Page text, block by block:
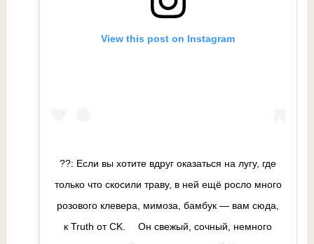
View this post on Instagram
??: Если вы хотите вдруг оказаться на лугу, где
только что скосили траву, в ней ещё росло много
розового клевера, мимоза, бамбук — вам сюда,
к Truth от CK. ⠀ Он свежый, сочный, немного